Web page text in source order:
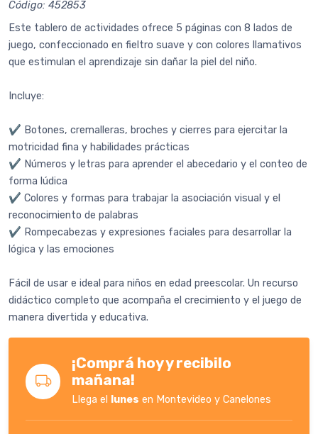
Código: 452853
Este tablero de actividades ofrece 5 páginas con 8 lados de
juego, confeccionado en fieltro suave y con colores llamativos
que estimulan el aprendizaje sin dañar la piel del niño.
Incluye:
✔️ Botones, cremalleras, broches y cierres para ejercitar la
motricidad fina y habilidades prácticas
✔️ Números y letras para aprender el abecedario y el conteo de
forma lúdica
✔️ Colores y formas para trabajar la asociación visual y el
reconocimiento de palabras
✔️ Rompecabezas y expresiones faciales para desarrollar la
lógica y las emociones
Fácil de usar e ideal para niños en edad preescolar. Un recurso
didáctico completo que acompaña el crecimiento y el juego de
manera divertida y educativa.
¡Comprá hoy y recibilo
mañana!
Llega el lunes en Montevideo y Canelones